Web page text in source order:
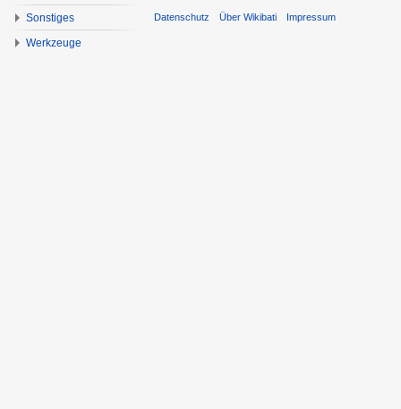
Sonstiges
Werkzeuge
Datenschutz Über Wikibati Impressum